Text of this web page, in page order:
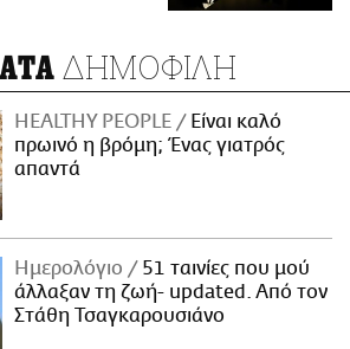
ΔΗΜΟΦΙΛΗ
HEALTHY PEOPLE
Είναι καλό
πρωινό η βρόμη; Ένας γιατρός
απαντά
Ημερολόγιο
51 ταινίες που μού
άλλαξαν τη ζωή- updated. Aπό τον
Στάθη Τσαγκαρουσιάνο